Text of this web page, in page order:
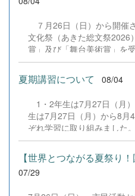
く評価されました。 自由テ
ターンな時間投資型経済
密な論理構成が認められ、
いたしました！ &nbsp; 当
怖...
７月26日（日）から開催
文化祭（あきた総文祭2026
賞」及び「舞台美術賞」を
は、本校の部員たちもこれ
を存分に発揮し、堂々と舞
全国の舞台において、一人
の全国大会出場にあたり
だきました企業の皆様、な
ご声援を寄せてくださった
し上げます。皆様からの温
励みとなり、全国の舞台で
届けることができました。
本校演劇部への変わらぬご
夏期講習について 08/04
1・2年生は7月27日（月
生は7月27日（月）から8月
ぞれ学習に取り組みました
し、これまでの学習内容の
けた学習などに真剣に取り
習で身に付けた学習習慣や
に生かし、一人一人がさら
07/29